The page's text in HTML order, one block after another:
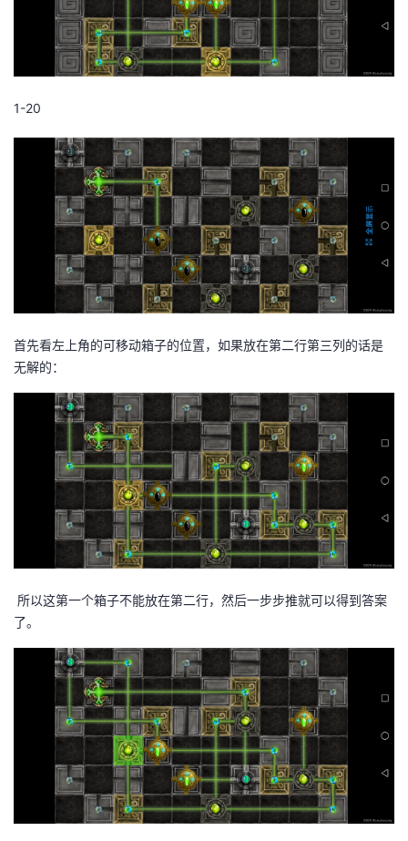
1-20
首先看左上角的可移动箱子的位置，如果放在第二行第三列的话是
无解的：
所以这第一个箱子不能放在第二行，然后一步步推就可以得到答案
了。